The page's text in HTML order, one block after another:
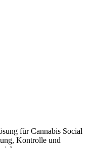
für Cannabis Social
Kontrolle und